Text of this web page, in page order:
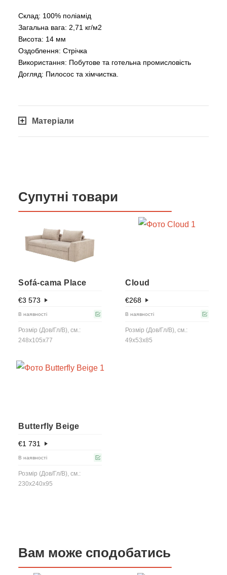
Склад: 100% поліамід
Загальна вага: 2,71 кг/м2
Висота: 14 мм
Оздоблення: Стрічка
Використання: Побутовe та готельна промисловість
Догляд: Пилосос та хімчистка.
Матеріали
Супутні товари
Sofá-cama Place
€3 573
В наявності
Розмір (Дов/Гл/В), см.:
248х105х77
Cloud
€268
В наявності
Розмір (Дов/Гл/В), см.:
49x53x85
Butterfly Beige
€1 731
В наявності
Розмір (Дов/Гл/В), см.:
230x240x95
Вам може сподобатись